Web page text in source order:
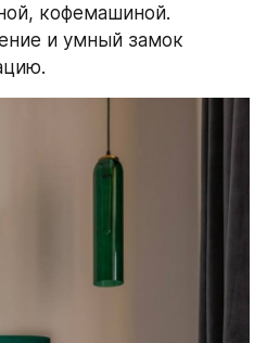
кофемашиной.
и умный замок